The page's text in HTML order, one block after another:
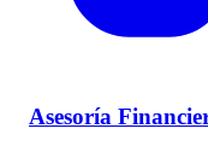
Asesoría